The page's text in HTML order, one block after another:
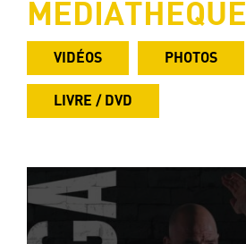
MÉDIATHÈQUE
VIDÉOS PHOTOS
LIVRE / DVD